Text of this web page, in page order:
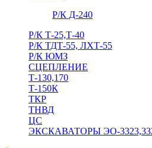
Р/К Д-240
Р/К Т-25,Т-40
Р/К ТДТ-55, ЛХТ-55
Р/К ЮМЗ
СЦЕПЛЕНИЕ
Т-130,170
Т-150К
ТКР
ТНВД
ЦС
ЭКСКАВАТОРЫ ЭО-